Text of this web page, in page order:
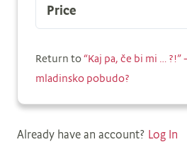
Price
Return to “Kaj pa, če bi mi … ?!”
mladinsko pobudo?
Already have an account? Log In